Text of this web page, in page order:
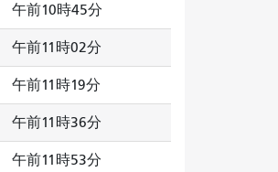
午前10時45分
午前11時02分
午前11時19分
午前11時36分
午前11時53分